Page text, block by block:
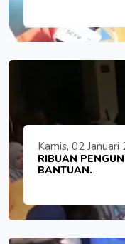
Kamis, 02
RIBUAN
BANTUAN.